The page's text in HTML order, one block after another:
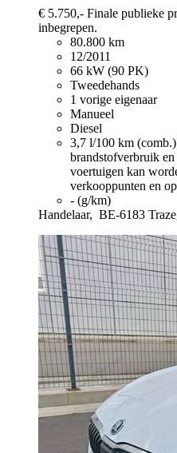
€ 5.750,- Finale publieke
inbegrepen.
80.800 km
12/2011
66 kW (90 PK)
Tweedehands
1 vorige eigenaar
Manueel
Diesel
3,7 l/100 km (comb.)
brandstofverbruik
voertuigen kan
verkooppunten en
- (g/km)
Handelaar, BE-6183